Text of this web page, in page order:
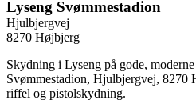
Lyseng Svømmestadion
Hjulbjergvej
8270 Højbjerg
Skydning i Lyseng på gode,
Svømmestadion, Hjulbjergvej, 8270
riffel og pistolskydning.